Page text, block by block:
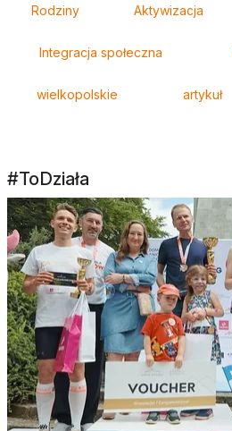
Rodziny Aktywizacja
Integracja społeczna
wielkopolskie artykuł
#ToDziała